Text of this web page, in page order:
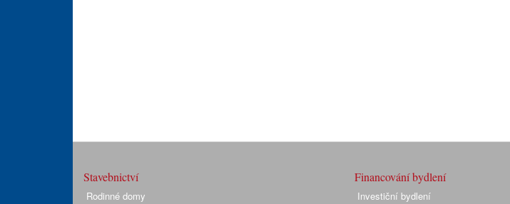
Stavebnictví
Rodinné domy
Financování bydlení
Investiční bydlení